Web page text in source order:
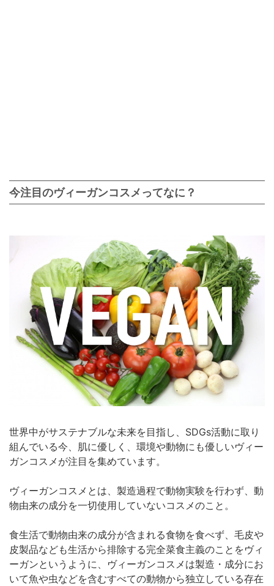
今注目のヴィーガンコスメってなに？
世界中がサステナブルな未来を目指し、SDGs活動に取り
組んでいる今、肌に優しく、環境や動物にも優しいヴィー
ガンコスメが注目を集めています。
ヴィーガンコスメとは、製造過程で動物実験を行わず、動
物由来の成分を一切使用していないコスメのこと。
食生活で動物由来の成分が含まれる食物を食べず、毛皮や
皮製品なども生活から排除する完全菜食主義のことをヴィ
ーガンというように、ヴィーガンコスメは製造・成分にお
いて魚や虫などを含むすべての動物から独立している存在